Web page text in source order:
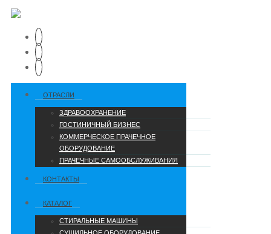
ОТРАСЛИ
ЗДРАВООХРАНЕНИЕ
ГОСТИНИЧНЫЙ БИЗНЕС
КОММЕРЧЕСКОЕ ПРАЧЕЧНОЕ
ОБОРУДОВАНИЕ
ПРАЧЕЧНЫЕ САМООБСЛУЖИВАНИЯ
КОНТАКТЫ
КАТАЛОГ
СТИРАЛЬНЫЕ МАШИНЫ